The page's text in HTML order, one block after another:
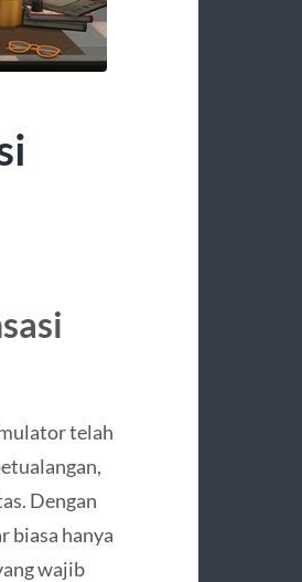
telah
Dengan
biasa hanya
wajib